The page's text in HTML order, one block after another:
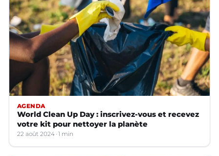
AGENDA
World Clean Up Day : inscrivez-vous et recevez
votre kit pour nettoyer la planète
22 août 2024 1 min